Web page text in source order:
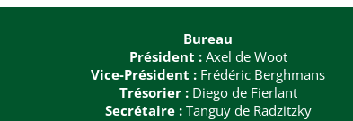
Bureau
Président : Axel de Woot
Vice-Président : Frédéric Berghmans
Trésorier :Diego de Fierlant
Secrétaire :Tanguy de Radzitzky